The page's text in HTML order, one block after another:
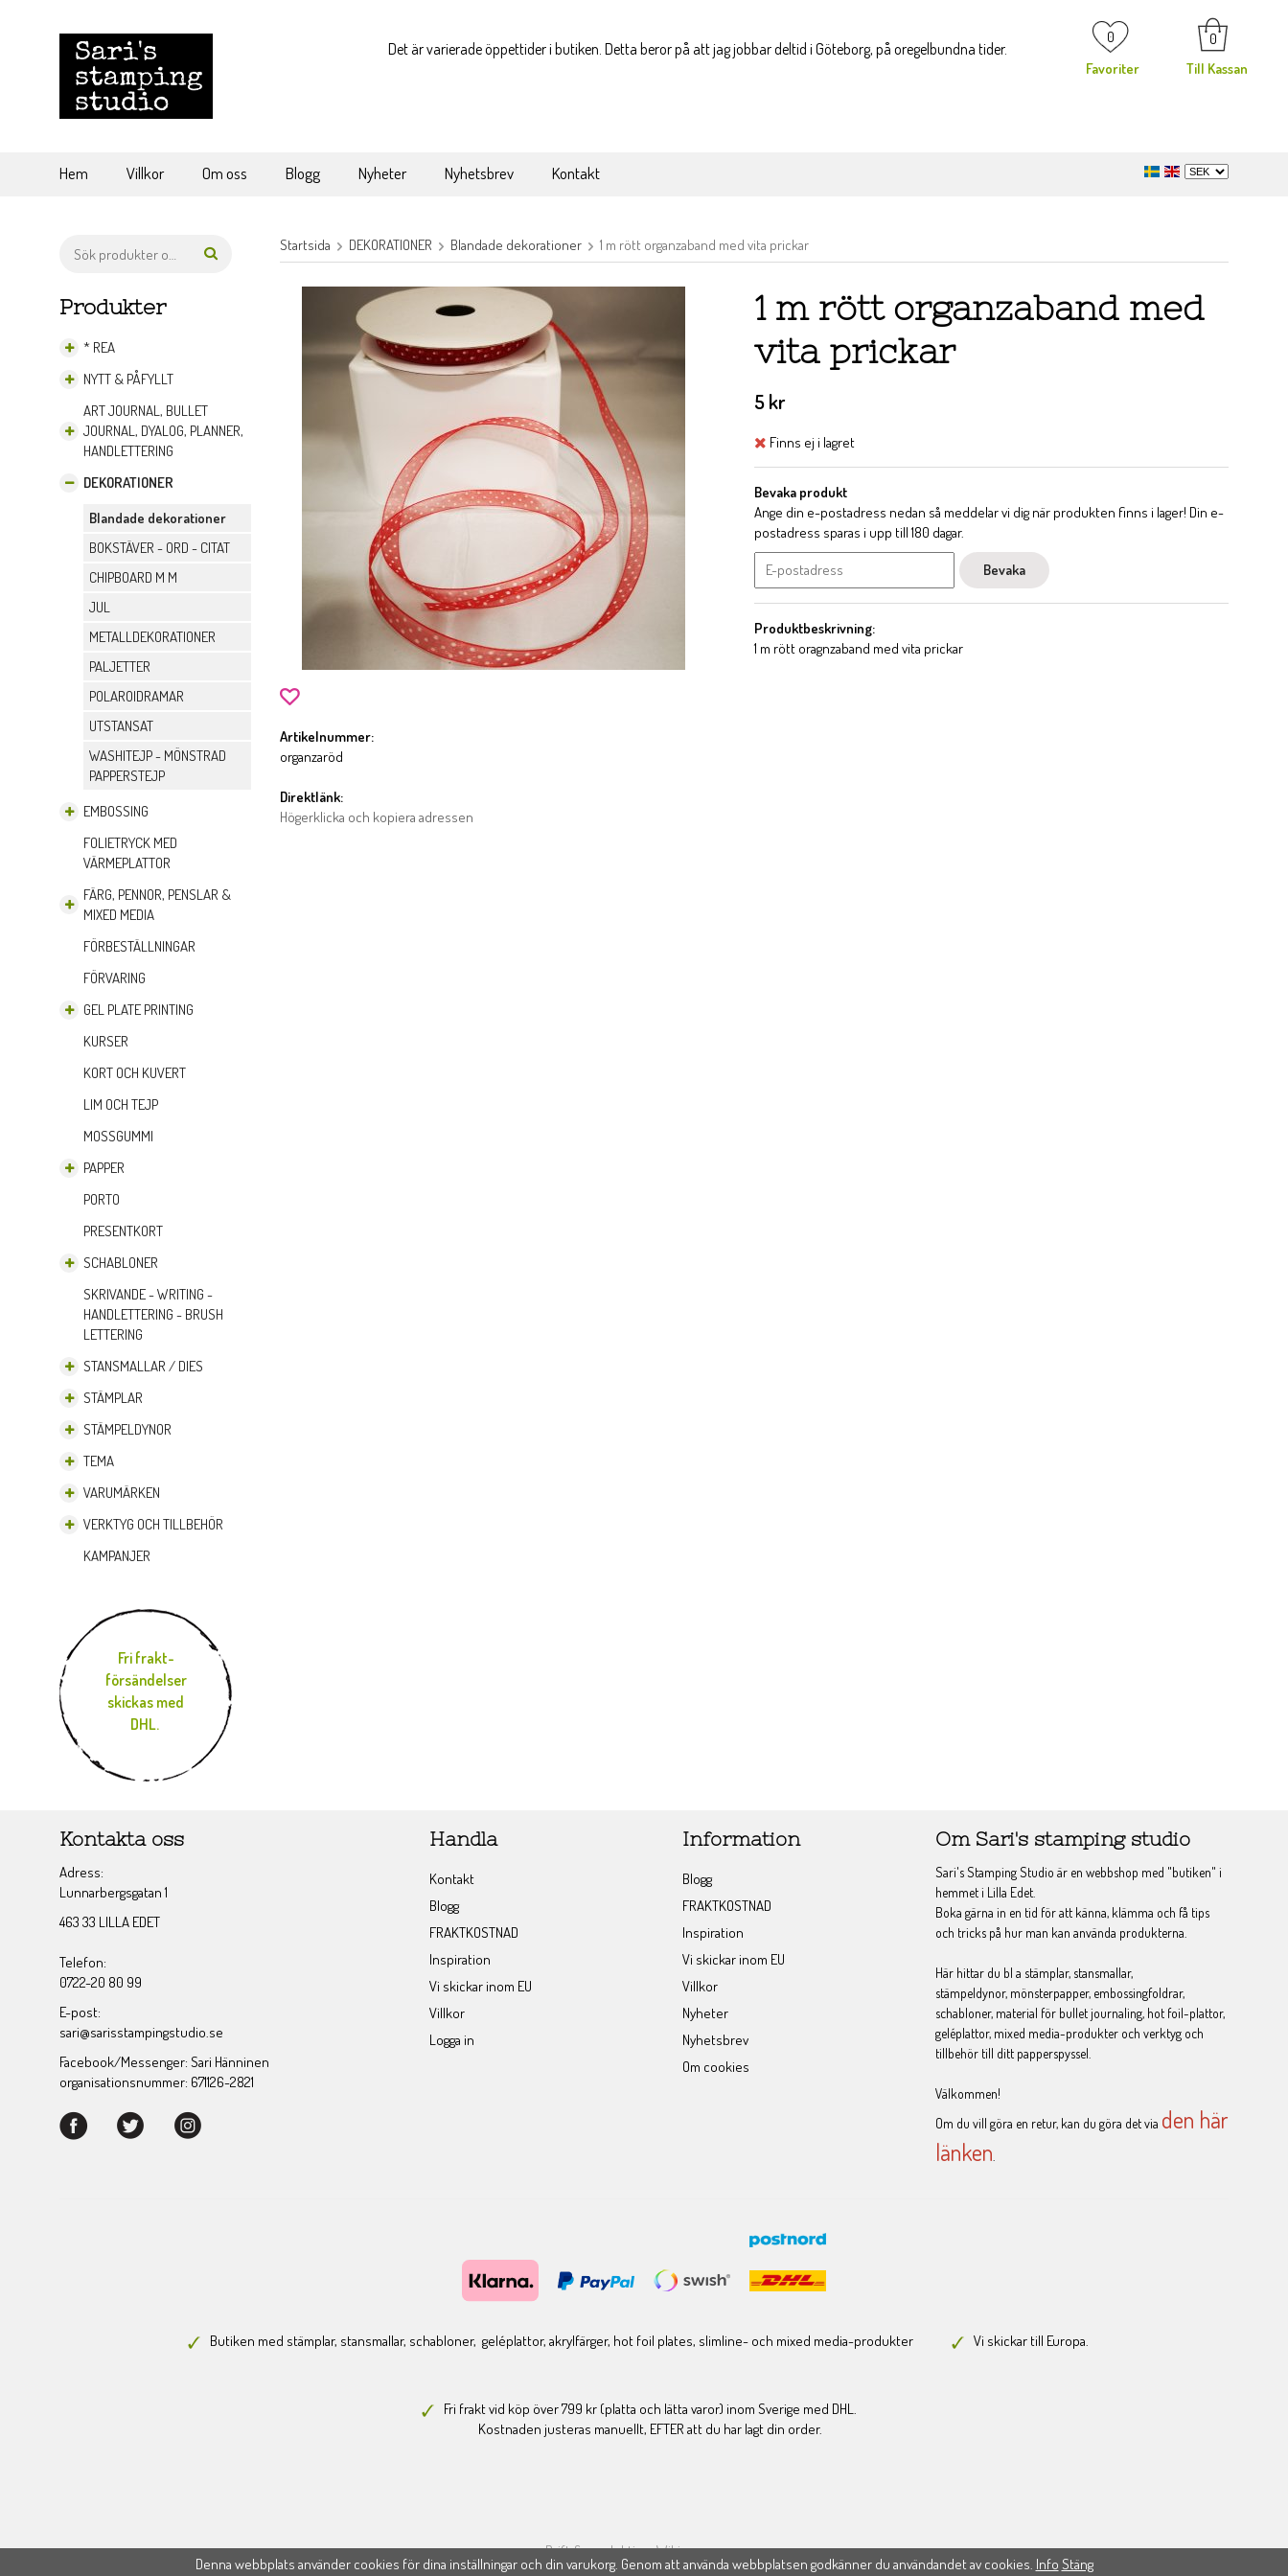
0
Favoriter
0
Till Kassan
Det är varierade öppettider i butiken. Detta beror på att jag jobbar deltid i Göteborg, på oregelbundna tider.
Hem Villkor Om oss Blogg Nyheter Nyhetsbrev Kontakt
Produkter
* REA
NYTT & PÅFYLLT
ART JOURNAL, BULLET
JOURNAL, DYALOG, PLANNER,
HANDLETTERING
DEKORATIONER
Blandade dekorationer
BOKSTÄVER - ORD - CITAT
CHIPBOARD M M
JUL
METALLDEKORATIONER
PALJETTER
POLAROIDRAMAR
UTSTANSAT
WASHITEJP - MÖNSTRAD
PAPPERSTEJP
EMBOSSING
FOLIETRYCK MED
VÄRMEPLATTOR
FÄRG, PENNOR, PENSLAR &
MIXED MEDIA
FÖRBESTÄLLNINGAR
FÖRVARING
GEL PLATE PRINTING
KURSER
KORT OCH KUVERT
LIM OCH TEJP
MOSSGUMMI
PAPPER
PORTO
PRESENTKORT
SCHABLONER
SKRIVANDE - WRITING -
HANDLETTERING - BRUSH
LETTERING
STANSMALLAR / DIES
STÄMPLAR
STÄMPELDYNOR
TEMA
VARUMÄRKEN
VERKTYG OCH TILLBEHÖR
KAMPANJER
Fri frakt-
försändelser
skickas med
DHL.
Startsida DEKORATIONER Blandade dekorationer 1 m rött organzaband med vita prickar
1 m rött organzaband med
vita prickar
5 kr
Finns ej i lagret
Bevaka produkt
Ange din e-postadress nedan så meddelar vi dig när produkten finns i lager! Din e-
postadress sparas i upp till 180 dagar.
Bevaka
Produktbeskrivning:
1 m rött oragnzaband med vita prickar
Artikelnummer:
organzaröd
Direktlänk:
Högerklicka och kopiera adressen
Kontakta oss
Adress:
Lunnarbergsgatan 1
463 33 LILLA EDET
Telefon:
0722-20 80 99
E-post:
sari@sarisstampingstudio.se
Facebook/Messenger: Sari Hänninen
organisationsnummer: 671126-2821
Handla
Kontakt
Blogg
FRAKTKOSTNAD
Inspiration
Vi skickar inom EU
Villkor
Logga in
Information
Blogg
FRAKTKOSTNAD
Inspiration
Vi skickar inom EU
Villkor
Nyheter
Nyhetsbrev
Om cookies
Om Sari's stamping studio
Sari's Stamping Studio är en webbshop med "butiken" i
hemmet i Lilla Edet.
Boka gärna in en tid för att känna, klämma och få tips
och tricks på hur man kan använda produkterna.
Här hittar du bl a stämplar, stansmallar,
stämpeldynor, mönsterpapper, embossingfoldrar,
schabloner, material för bullet journaling, hot foil-plattor,
geléplattor, mixed media-produkter och verktyg och
tillbehör till ditt papperspyssel.
Välkommen!
Om du vill göra en retur, kan du göra det via den här
länken
Butiken med stämplar, stansmallar, schabloner, geléplattor, akrylfärger, hot foil plates, slimline- och mixed media-produkter Vi skickar till Europa.
Fri frakt vid köp över 799 kr (platta och lätta varor) inom Sverige med DHL.
Kostnaden justeras manuellt, EFTER att du har lagt din order.
Drift & produktion:Wikinggruppen
Denna webbplats använder cookies för dina inställningar och din varukorg. Genom att använda webbplatsen godkänner du användandet av cookies. Info Stäng